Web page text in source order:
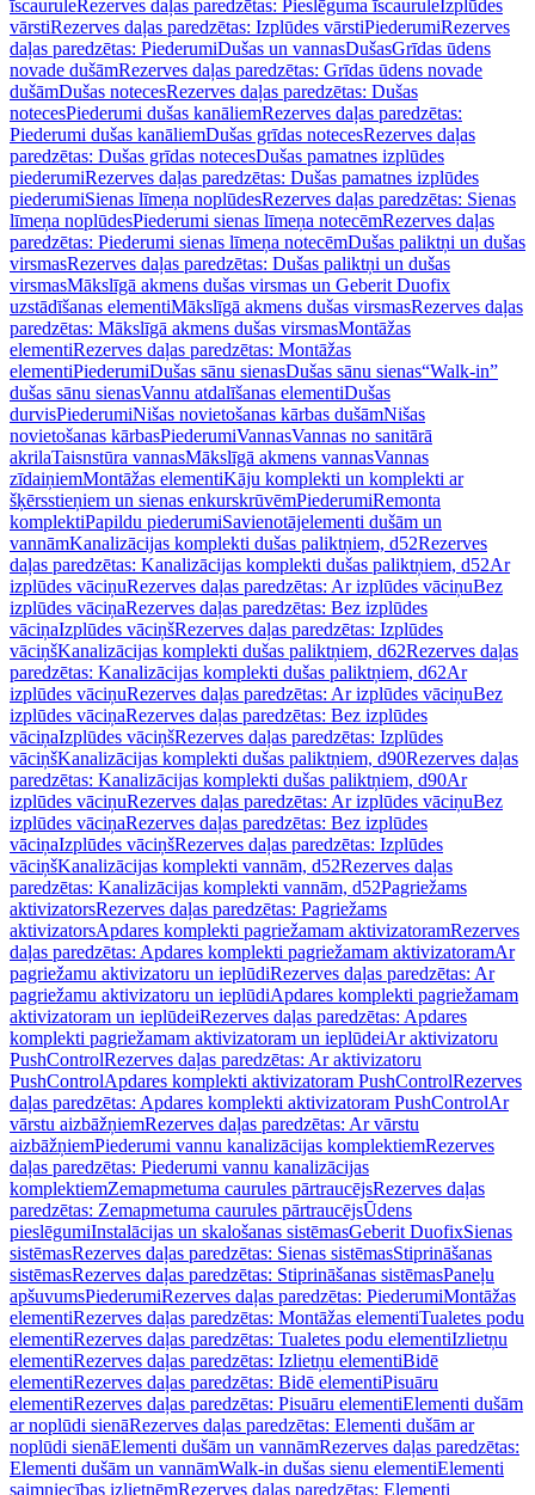
īscauruleRezerves daļas paredzētas: Pieslēguma īscauruleIzplūdes
vārstiRezerves daļas paredzētas: Izplūdes vārstiPiederumiRezerves
daļas paredzētas: PiederumiDušas un vannasDušasGrīdas ūdens
novade dušāmRezerves daļas paredzētas: Grīdas ūdens novade
dušāmDušas notecesRezerves daļas paredzētas: Dušas
notecesPiederumi dušas kanāliemRezerves daļas paredzētas:
Piederumi dušas kanāliemDušas grīdas notecesRezerves daļas
paredzētas: Dušas grīdas notecesDušas pamatnes izplūdes
piederumiRezerves daļas paredzētas: Dušas pamatnes izplūdes
piederumiSienas līmeņa noplūdesRezerves daļas paredzētas: Sienas
līmeņa noplūdesPiederumi sienas līmeņa notecēmRezerves daļas
paredzētas: Piederumi sienas līmeņa notecēmDušas paliktņi un dušas
virsmasRezerves daļas paredzētas: Dušas paliktņi un dušas
virsmasMākslīgā akmens dušas virsmas un Geberit Duofix
uzstādīšanas elementiMākslīgā akmens dušas virsmasRezerves daļas
paredzētas: Mākslīgā akmens dušas virsmasMontāžas
elementiRezerves daļas paredzētas: Montāžas
elementiPiederumiDušas sānu sienasDušas sānu sienas“Walk-in”
dušas sānu sienasVannu atdalīšanas elementiDušas
durvisPiederumiNišas novietošanas kārbas dušāmNišas
novietošanas kārbasPiederumiVannasVannas no sanitārā
akrilaTaisnstūra vannasMākslīgā akmens vannasVannas
zīdaiņiemMontāžas elementiKāju komplekti un komplekti ar
šķērsstieņiem un sienas enkurskrūvēmPiederumiRemonta
komplektiPapildu piederumiSavienotājelementi dušām un
vannāmKanalizācijas komplekti dušas paliktņiem, d52Rezerves
daļas paredzētas: Kanalizācijas komplekti dušas paliktņiem, d52Ar
izplūdes vāciņuRezerves daļas paredzētas: Ar izplūdes vāciņuBez
izplūdes vāciņaRezerves daļas paredzētas: Bez izplūdes
vāciņaIzplūdes vāciņšRezerves daļas paredzētas: Izplūdes
vāciņšKanalizācijas komplekti dušas paliktņiem, d62Rezerves daļas
paredzētas: Kanalizācijas komplekti dušas paliktņiem, d62Ar
izplūdes vāciņuRezerves daļas paredzētas: Ar izplūdes vāciņuBez
izplūdes vāciņaRezerves daļas paredzētas: Bez izplūdes
vāciņaIzplūdes vāciņšRezerves daļas paredzētas: Izplūdes
vāciņšKanalizācijas komplekti dušas paliktņiem, d90Rezerves daļas
paredzētas: Kanalizācijas komplekti dušas paliktņiem, d90Ar
izplūdes vāciņuRezerves daļas paredzētas: Ar izplūdes vāciņuBez
izplūdes vāciņaRezerves daļas paredzētas: Bez izplūdes
vāciņaIzplūdes vāciņšRezerves daļas paredzētas: Izplūdes
vāciņšKanalizācijas komplekti vannām, d52Rezerves daļas
paredzētas: Kanalizācijas komplekti vannām, d52Pagriežams
aktivizatorsRezerves daļas paredzētas: Pagriežams
aktivizatorsApdares komplekti pagriežamam aktivizatoramRezerves
daļas paredzētas: Apdares komplekti pagriežamam aktivizatoramAr
pagriežamu aktivizatoru un ieplūdiRezerves daļas paredzētas: Ar
pagriežamu aktivizatoru un ieplūdiApdares komplekti pagriežamam
aktivizatoram un ieplūdeiRezerves daļas paredzētas: Apdares
komplekti pagriežamam aktivizatoram un ieplūdeiAr aktivizatoru
PushControlRezerves daļas paredzētas: Ar aktivizatoru
PushControlApdares komplekti aktivizatoram PushControlRezerves
daļas paredzētas: Apdares komplekti aktivizatoram PushControlAr
vārstu aizbāžņiemRezerves daļas paredzētas: Ar vārstu
aizbāžņiemPiederumi vannu kanalizācijas komplektiemRezerves
daļas paredzētas: Piederumi vannu kanalizācijas
komplektiemZemapmetuma caurules pārtraucējsRezerves daļas
paredzētas: Zemapmetuma caurules pārtraucējsŪdens
pieslēgumiInstalācijas un skalošanas sistēmasGeberit DuofixSienas
sistēmasRezerves daļas paredzētas: Sienas sistēmasStiprināšanas
sistēmasRezerves daļas paredzētas: Stiprināšanas sistēmasPaneļu
apšuvumsPiederumiRezerves daļas paredzētas: PiederumiMontāžas
elementiRezerves daļas paredzētas: Montāžas elementiTualetes podu
elementiRezerves daļas paredzētas: Tualetes podu elementiIzlietņu
elementiRezerves daļas paredzētas: Izlietņu elementiBidē
elementiRezerves daļas paredzētas: Bidē elementiPisuāru
elementiRezerves daļas paredzētas: Pisuāru elementiElementi dušām
ar noplūdi sienāRezerves daļas paredzētas: Elementi dušām ar
noplūdi sienāElementi dušām un vannāmRezerves daļas paredzētas:
Elementi dušām un vannāmWalk-in dušas sienu elementiElementi
saimniecības izlietnēmRezerves daļas paredzētas: Elementi